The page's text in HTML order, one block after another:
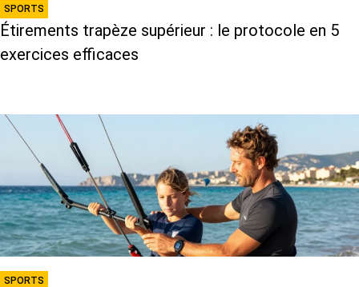
SPORTS
Étirements trapèze supérieur : le protocole en 5
exercices efficaces
SPORTS